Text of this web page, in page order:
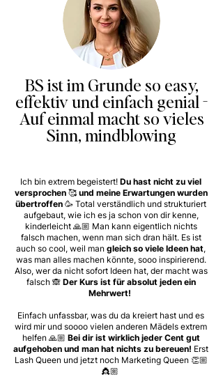
BS ist im Grunde so easy,
effektiv und einfach genial -
Auf einmal macht so vieles
Sinn, mindblowing
Ich bin extrem begeistert! Du hast nicht zu viel
versprochen 🥰 und meine Erwartungen wurden
übertroffen 🥳 Total verständlich und strukturiert
aufgebaut, wie ich es ja schon von dir kenne,
kinderleicht 🙏🏼 Man kann eigentlich nichts
falsch machen, wenn man sich dran hält. Es ist
auch so cool, weil man gleich so viele Ideen hat,
was man alles machen könnte, sooo inspirierend.
Also, wer da nicht sofort Ideen hat, der macht was
falsch 🙈 Der Kurs ist für absolut jeden ein
Mehrwert!
Einfach unfassbar, was du da kreiert hast und es
wird mir und soooo vielen anderen Mädels extrem
helfen 🙏🏼 Bei dir ist wirklich jeder Cent gut
aufgehoben und man hat nichts zu bereuen! Erst
Lash Queen und jetzt noch Marketing Queen 👏🏼
👸🏼